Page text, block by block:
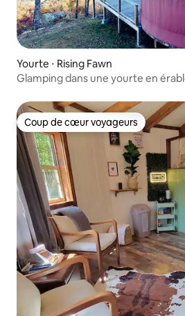
Yourte ⋅ Rising Fawn
Glamping dans une yourte en
Coup de cœur voyageurs
Coup de cœur voyageurs